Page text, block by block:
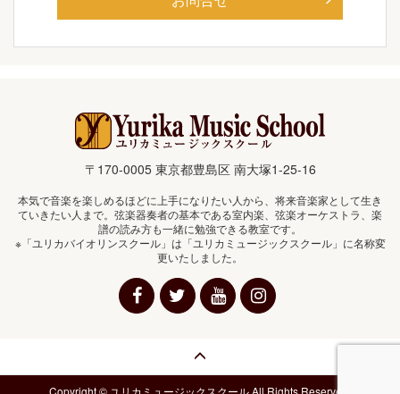
〒170-0005 東京都豊島区 南大塚1-25-16
本気で音楽を楽しめるほどに上手になりたい人から、将来音楽家として生き
ていきたい人まで。弦楽器奏者の基本である室内楽、弦楽オーケストラ、楽
譜の読み方も一緒に勉強できる教室です。
※「ユリカバイオリンスクール」は「ユリカミュージックスクール」に名称変
更いたしました。
Copyright © ユリカミュージックスクール All Rights Reserved.